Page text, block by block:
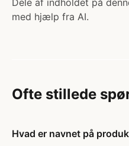
Dele af indholdet på
med hjælp fra AI.
Ofte stillede
Hvad er navnet på